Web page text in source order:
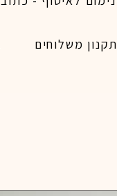
תקנון משלוחים